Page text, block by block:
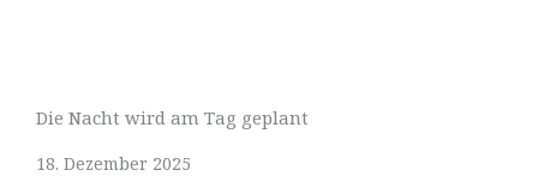
Die Nacht wird am Tag geplant
18. Dezember 2025